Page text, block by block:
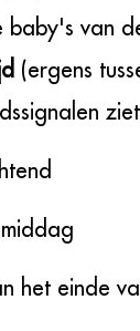
baby's van
(ergens
het einde